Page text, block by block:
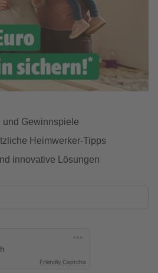
und Gewinnspiele
Heimwerker-Tipps
innovative Lösungen
Friendly Captcha